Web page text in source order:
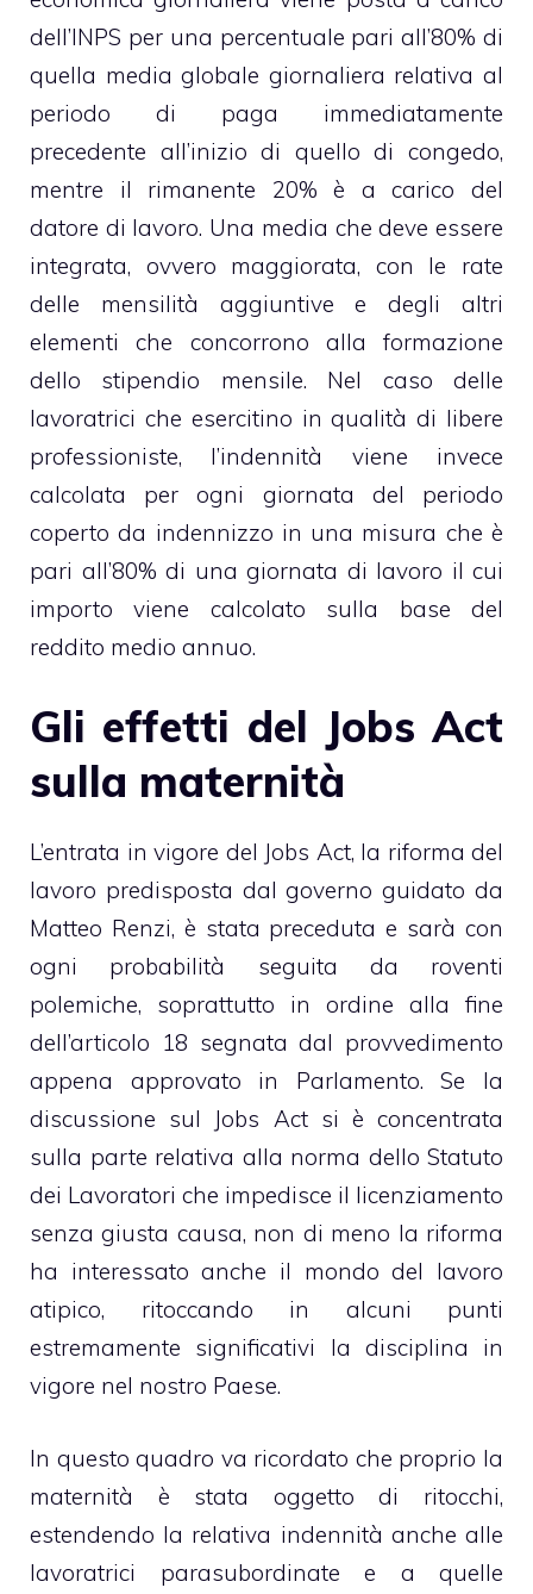
dell’INPS per una percentuale pari all’80% di
quella media globale giornaliera relativa al
periodo di paga immediatamente
precedente all’inizio di quello di congedo,
mentre il rimanente 20% è a carico del
datore di lavoro. Una media che deve essere
integrata, ovvero maggiorata, con le rate
delle mensilità aggiuntive e degli altri
elementi che concorrono alla formazione
dello stipendio mensile. Nel caso delle
lavoratrici che esercitino in qualità di libere
professioniste, l’indennità viene invece
calcolata per ogni giornata del periodo
coperto da indennizzo in una misura che è
pari all’80% di una giornata di lavoro il cui
importo viene calcolato sulla base del
reddito medio annuo.
Gli effetti del Jobs Act
sulla maternità
L’entrata in vigore del Jobs Act, la riforma del
lavoro predisposta dal governo guidato da
Matteo Renzi, è stata preceduta e sarà con
ogni probabilità seguita da roventi
polemiche, soprattutto in ordine alla fine
dell’articolo 18 segnata dal provvedimento
appena approvato in Parlamento. Se la
discussione sul Jobs Act si è concentrata
sulla parte relativa alla norma dello Statuto
dei Lavoratori che impedisce il licenziamento
senza giusta causa, non di meno la riforma
ha interessato anche il mondo del lavoro
atipico, ritoccando in alcuni punti
estremamente significativi la disciplina in
vigore nel nostro Paese.
In questo quadro va ricordato che proprio la
maternità è stata oggetto di ritocchi,
estendendo la relativa indennità anche alle
lavoratrici parasubordinate e a quelle